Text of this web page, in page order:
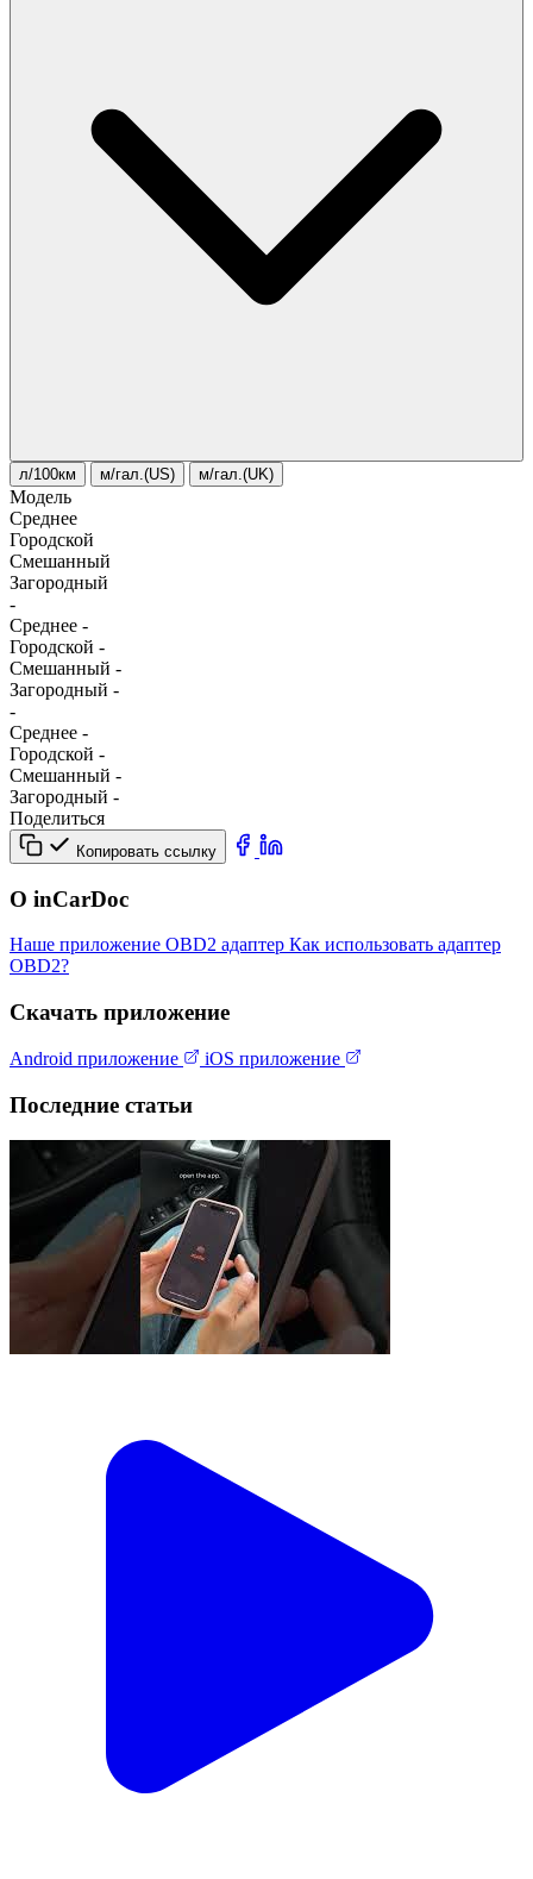
л/100км м/гал.(US) м/гал.(UK)
Модель
Среднее
Городской
Смешанный
Загородный
-
Среднее -
Городской -
Смешанный -
Загородный -
-
Среднее -
Городской -
Смешанный -
Загородный -
Поделиться
Копировать ссылку
О inCarDoc
Наше приложение OBD2 адаптер Как использовать адаптер
OBD2?
Скачать приложение
Android приложение iOS приложение
Последние статьи